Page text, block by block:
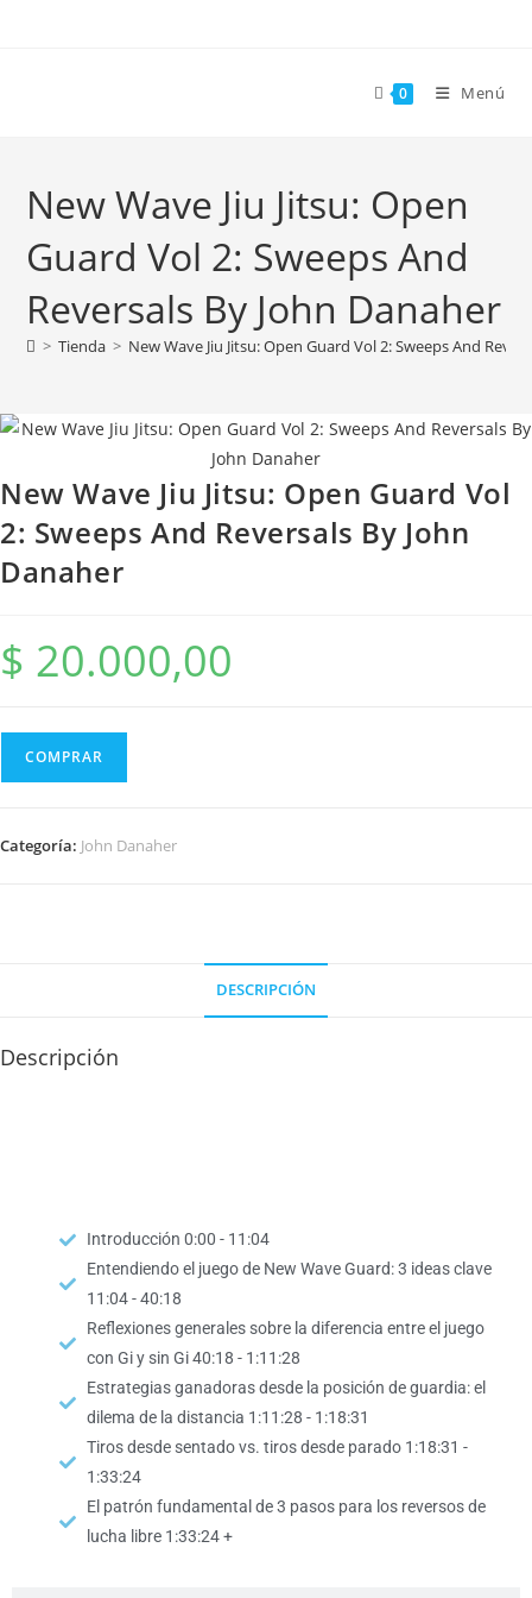
0 Menú
New Wave Jiu Jitsu: Open
Guard Vol 2: Sweeps And
Reversals By John Danaher
> Tienda > New Wave Jiu Jitsu: Open Guard Vol 2: Sweeps And
New Wave Jiu Jitsu: Open Guard Vol
2: Sweeps And Reversals By John
Danaher
$ 20.000,00
COMPRAR
Categoría: John Danaher
DESCRIPCIÓN
Descripción
Introducción 0:00 - 11:04
Entendiendo el juego de New Wave Guard: 3 ideas clave
11:04 - 40:18
Reflexiones generales sobre la diferencia entre el juego
con Gi y sin Gi 40:18 - 1:11:28
Estrategias ganadoras desde la posición de guardia: el
dilema de la distancia 1:11:28 - 1:18:31
Tiros desde sentado vs. tiros desde parado 1:18:31 -
1:33:24
El patrón fundamental de 3 pasos para los reversos de
lucha libre 1:33:24 +